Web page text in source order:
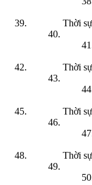
Thời
Thời
Thời
Thời